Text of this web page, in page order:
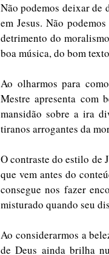
Não podemos deixar de
em Jesus. Não
detrimento do
boa música, do bom
Ao olharmos para
Mestre apresenta com
mansidão sobre a ira
tiranos arrogantes da
O contraste do estilo de
que vem antes do
consegue nos fazer
misturado quando seu
Ao considerarmos a
de Deus ainda brilha